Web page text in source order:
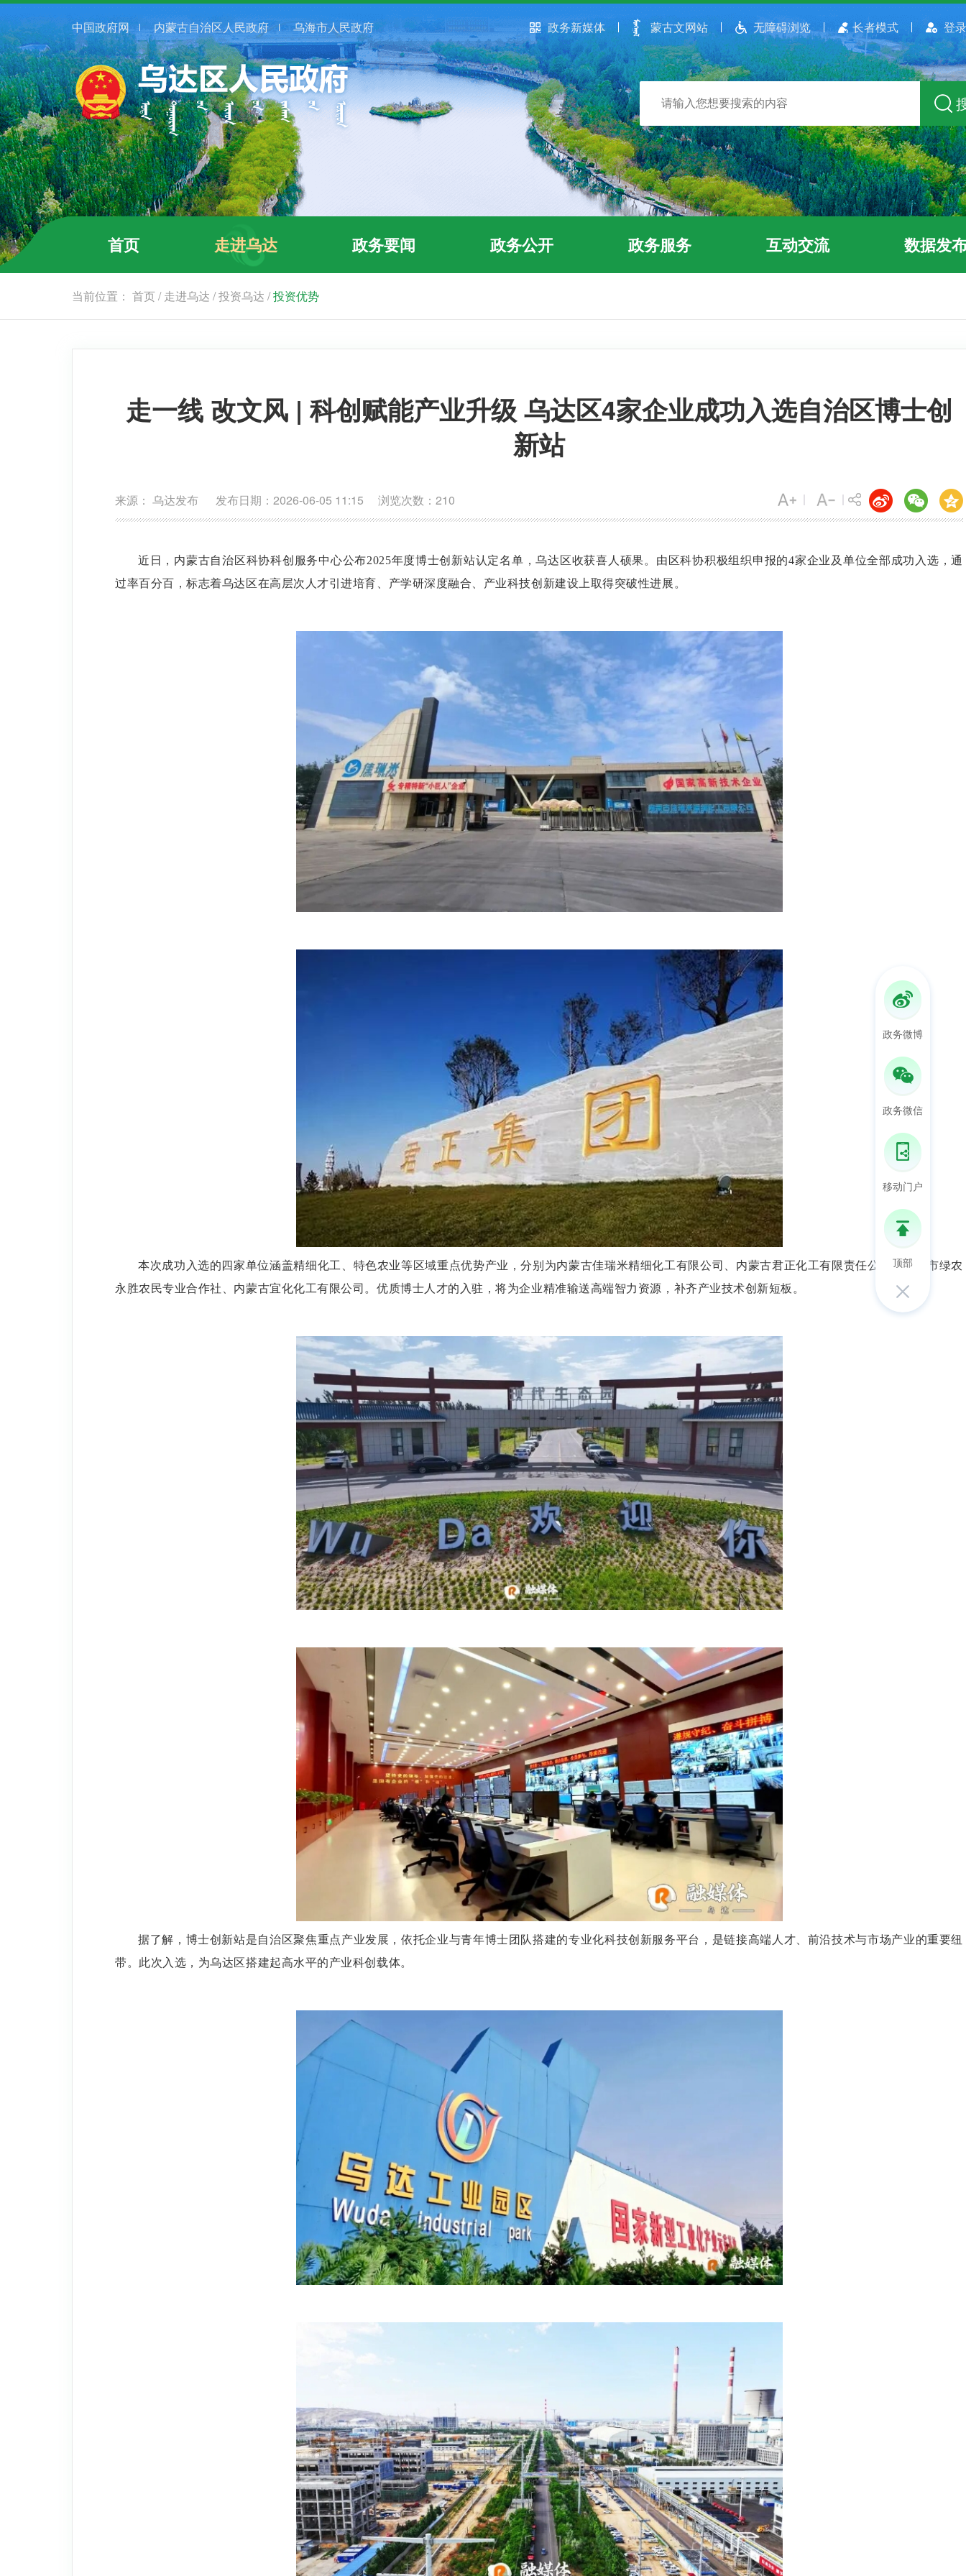
中国政府网 内蒙古自治区人民政府 乌海市人民政府 政务新媒体 蒙古文网站 无障碍浏览 长者模式 登
首页 走进乌达 政务要闻 政务公开 政务服务 互动交流 数据发
当前位置： 首页/走进乌达 /投资乌达 /投资优势
走一线 改文风 | 科创赋能产业升级 乌达区4家企业成功入选自治区博士创
新站
来源： 乌达发布 发布日期：2026-06-05 11:15 浏览次数： 210
近日，内蒙古自治区科协科创服务中心公布2025年度博士创新站认定名单，乌达区收获喜人硕果。由区科协积极组织申报的4家企业及单位全部成功入选，通
过率百分百，标志着乌达区在高层次人才引进培育、产学研深度融合、产业科技创新建设上取得突破性进展。
本次成功入选的四家单位涵盖精细化工、特色农业等区域重点优势产业，分别为内蒙古佳瑞米精细化工有限公司、内蒙古君正化工有限责任公司、乌海市绿农
永胜农民专业合作社、内蒙古宜化化工有限公司。优质博士人才的入驻，将为企业精准输送高端智力资源，补齐产业技术创新短板。
据了解，博士创新站是自治区聚焦重点产业发展，依托企业与青年博士团队搭建的专业化科技创新服务平台，是链接高端人才、前沿技术与市场产业的重要纽
带。此次入选，为乌达区搭建起高水平的产业科创载体。
政务微博
政务微信
移动门户
顶部